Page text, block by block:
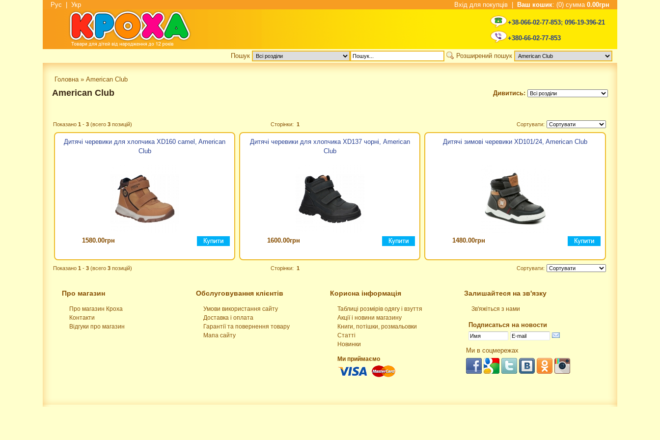
Рус Укр Вхід для покупців Ваш кошик: (0) сумма 0.00грн
+38-066-02-77-853; 096-19-396-21
+380-66-02-77-853
Пошук Розширений пошук
Головна» American Club
American Club Дивитись:
Показано 1 - 3 (всего 3 позицій) Сторінки: 1 Сортувати:
Дитячі черевики для хлопчика XD160 camel, American
Club
1580.00грн
Дитячі черевики для хлопчика XD137 чорні, American
Club
1600.00грн
Дитячі зимові черевики XD101/24, American Club
1480.00грн
Показано 1 - 3 (всего 3 позицій) Сторінки: 1 Сортувати:
Про магазин
Про магазин Кроха
Контакти
Відгуки про магазин
Обслуговування клієнтів
Умови використання сайту
Доставка і оплата
Гарантії та повернення товару
Мапа сайту
Корисна інформація
Таблиці розмірів одягу і взуття
Акції і новини магазину
Книги, потішки, розмальовки
Статті
Новинки
Ми приймаємо
Залишайтеся на зв'язку
Зв'яжіться з нами
Подписаться на новости
Ми в соцмережах